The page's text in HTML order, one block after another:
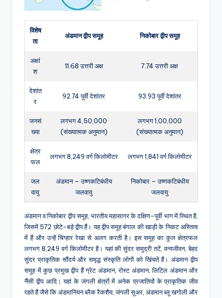
विशेष
ता
अंडमान द्वीप समूह निकोबार द्वीप समूह
अक्षां
श
11.68 उत्तरी अक्ष 7.74 उत्तरी अक्ष
देशांत
र
92.74 पूर्वी देशांतर 93.93 पूर्वी देशांतर
जनसं
ख्या
लगभग 4,50,000
(संख्यात्मक अनुमान)
लगभग 1,00,000
(संख्यात्मक अनुमान)
क्षेत्र
फल
लगभग 8,249 वर्ग किलोमीटर लगभग 1,841 वर्ग किलोमीटर
जल
वायु
अंडमान – उष्णकटिबंधीय
जलवायु
निकोबार – उष्णकटिबंधीय
जलवायु
अंडमान व निकोबार द्वीप समूह, भारतीय महासागर के दक्षिण-पूर्वी भाग में स्थित है,
जिसमें 572 छोटे-बड़े द्वीप हैं। यह द्वीप समूह बंगाल की खाड़ी के निकट अस्तित्व
में हैं और उन्हें चिंग्‍हार रेखा से अलग करती है। इस समूह का कुल क्षेत्रफल
लगभग 8,249 वर्ग किलोमीटर है। यहां की सुंदर समुद्री तटें, वन्यजीवन, बेहद
सुंदर प्राकृतिक सौंदर्य और समृद्ध संस्कृति लोगों को खिंचते हैं। अंडमान द्वीप
समूह में कुछ प्रमुख द्वीप हैं ग्रेट अंडमान, रोस्ट अंडमान, लिटिल अंडमान और
नैंसी द्वीप आदि। यहां के जंगली क्षेत्रों में अनेक प्रजातियों के प्राकृतिक जीव
रहते हैं जैसे कि अंडमानियन ब्लैक रैकशैय, जंगली सूअर, अंडमान ब्लू खगोली और